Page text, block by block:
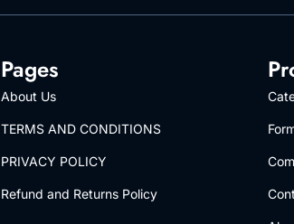
Pages
About Us
TERMS AND CONDITIONS
PRIVACY POLICY
Refund and Returns Policy